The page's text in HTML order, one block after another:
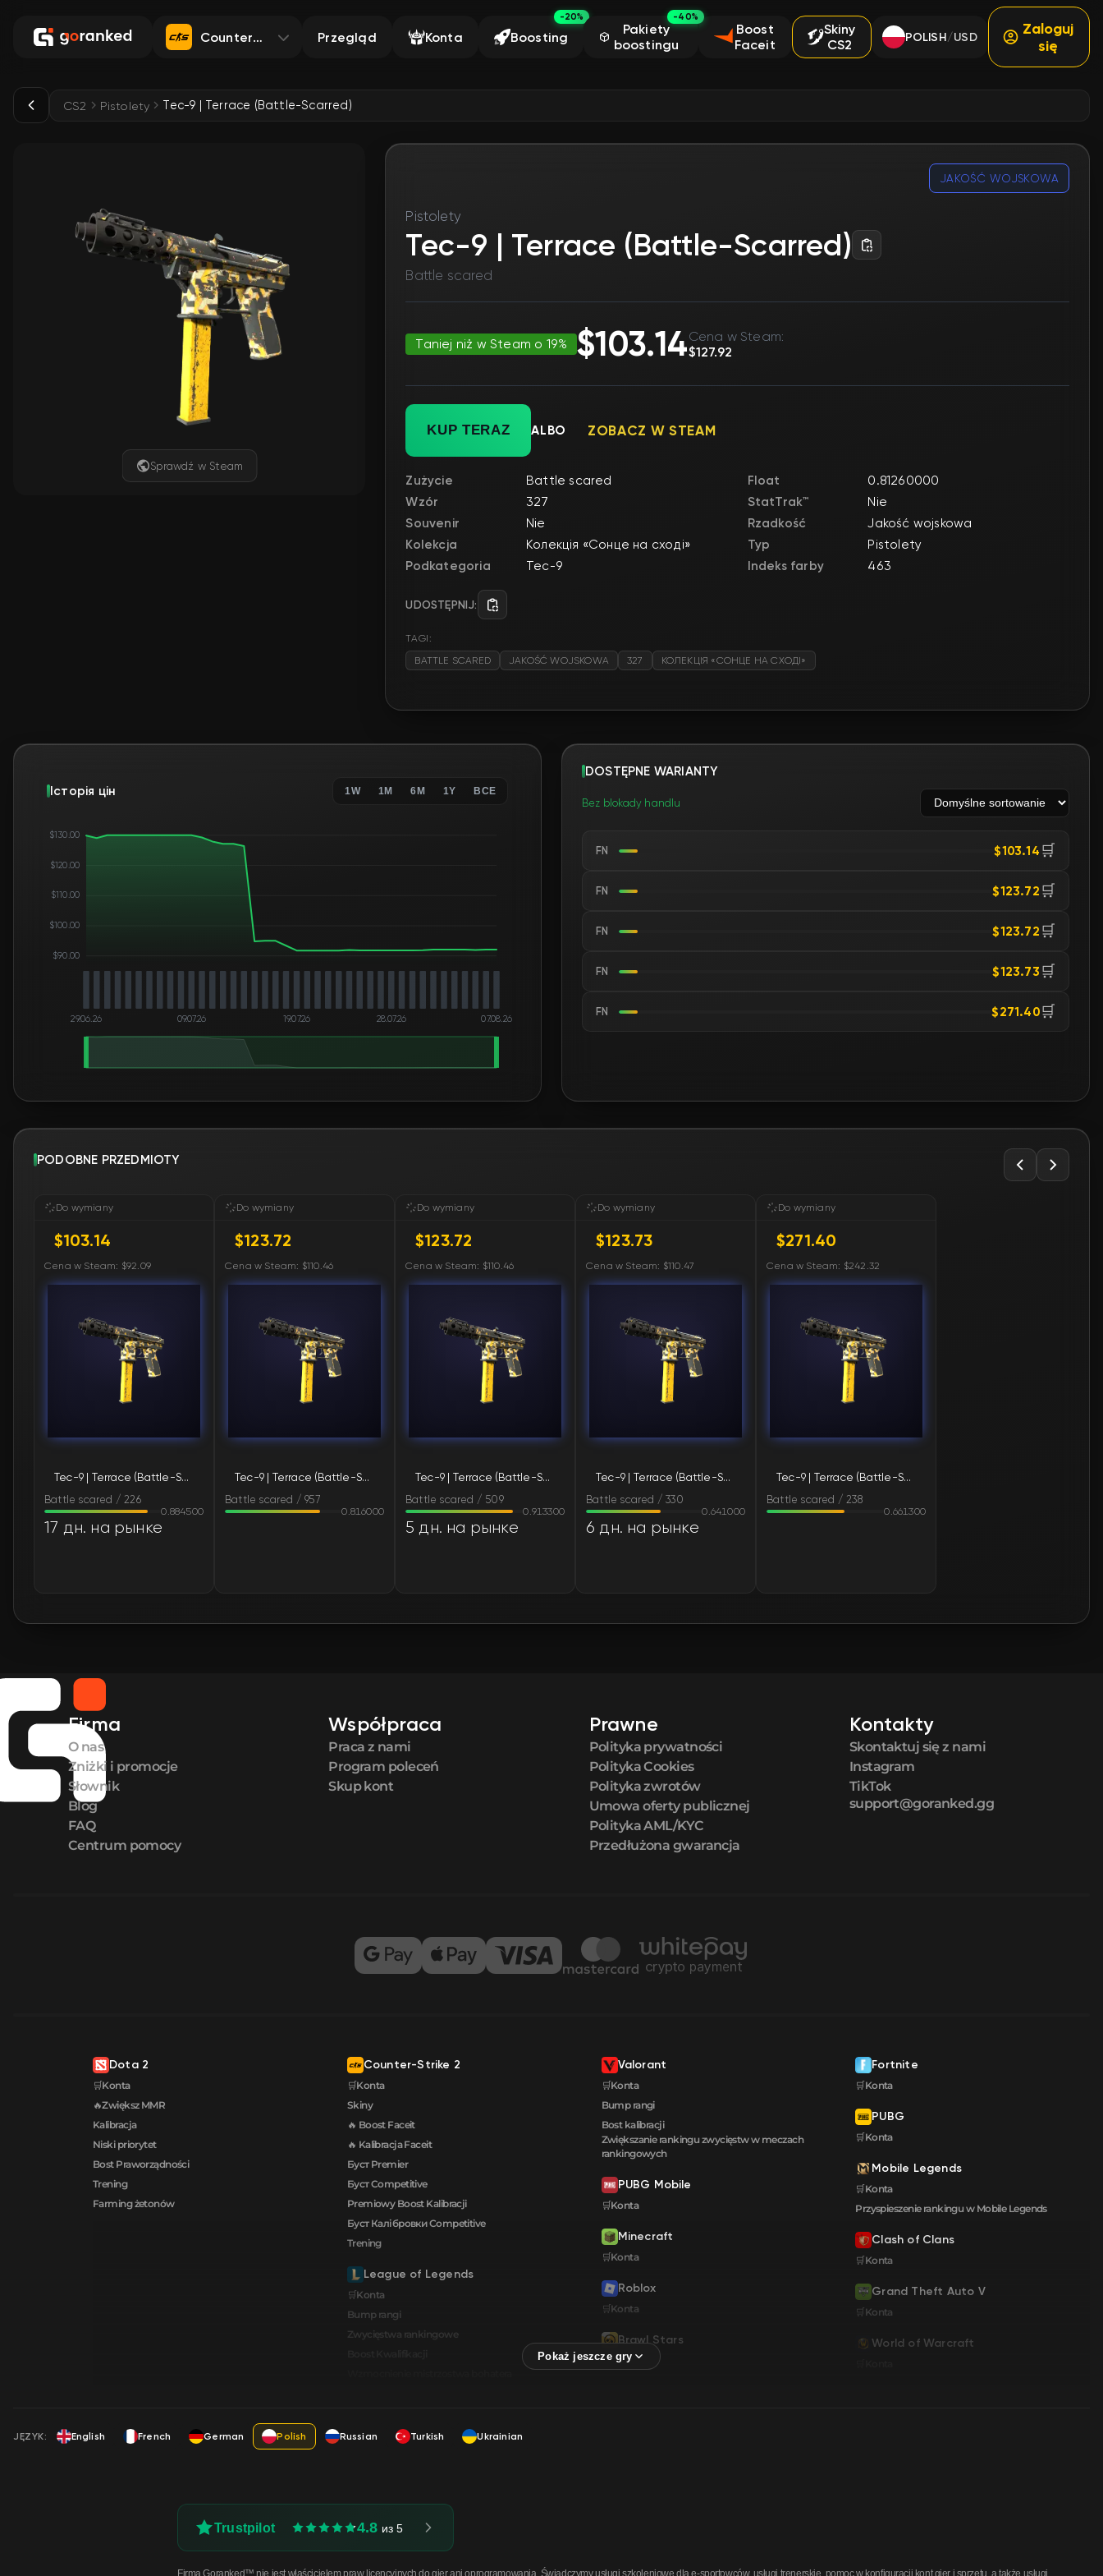
Counter-Strike 2 Przegląd Konta Boosting
-20%
Pakiety
boostingu
-40%
Boost
Faceit
Skiny
CS2
POLISH/USD
Zaloguj
się
CS2 Pistolety Tec-9 | Terrace (Battle-Scarred)
Sprawdź w Steam
JAKOŚĆ WOJSKOWA
Pistolety
Tec-9 | Terrace (Battle-Scarred)
Battle scared
Taniej niż w Steam o 19% $103.14Cena w Steam:
$127.92
KUP TERAZ ALBO ZOBACZ W STEAM
Zużycie Battle scared Float
0.81260000
Wzór
327 StatTrak™
Nie
Souvenir
Nie Rzadkość
Jakość wojskowa
Kolekcja
Колекція «Сонце на сході» Typ
Pistolety
Podkategoria
Tec-9 Indeks farby 463
UDOSTĘPNIJ:
TAGI:
BATTLE SCARED
JAKOŚĆ WOJSKOWA 327 КОЛЕКЦІЯ «СОНЦЕ НА СХОДІ»
Історія цін 1W 1M 6M 1Y ВСЕ
$90.00
$100.00
$110.00
$120.00
$130.00
29.06.26 09.07.26 19.07.26 28.07.26 07.08.26
DOSTĘPNE WARIANTY
Bez blokady handlu
FN $103.14 🛒
FN $123.72 🛒
FN $123.72 🛒
FN $123.73 🛒
FN $271.40🛒
PODOBNE PRZEDMIOTY
Do wymiany
$103.14
Cena w Steam: $92.09
Tec-9 | Terrace (Battle-Scarred)
Battle scared / 226
0.884500
17 дн. на рынке
Do wymiany
$123.72
Cena w Steam: $110.46
Tec-9 | Terrace (Battle-Scarred)
Battle scared / 957
0.816000
Do wymiany
$123.72
Cena w Steam: $110.46
Tec-9 | Terrace (Battle-Scarred)
Battle scared / 509
0.913300
5 дн. на рынке
Do wymiany
$123.73
Cena w Steam: $110.47
Tec-9 | Terrace (Battle-Scarred)
Battle scared / 330
0.641000
6 дн. на рынке
Do wymiany
$271.40
Cena w Steam: $242.32
Tec-9 | Terrace (Battle-Scarred)
Battle scared / 238
0.661300
Firma
O nas
Zniżki i promocje
Słownik
Blog
FAQ
Centrum pomocy
Współpraca
Praca z nami
Program poleceń
Skup kont
Prawne
Polityka prywatności
Polityka Cookies
Polityka zwrotów
Umowa oferty publicznej
Polityka AML/KYC
Przedłużona gwarancja
Kontakty
Skontaktuj się z nami
Instagram
TikTok
support@goranked.gg
Dota 2
🛒Konta
🔥Zwiększ MMR
Kalibracja
Niski priorytet
Bost Praworządności
Trening
Farming żetonów
Counter-Strike 2
🛒Konta
Skiny
🔥 Boost Faceit
🔥 Kalibracja Faceit
Буст Premier
Буст Competitive
Premiowy Boost Kalibracji
Буст Калібровки Сompetitive
Trening
League of Legends
🛒Konta
Bump rangi
Zwycięstwa rankingowe
Valorant
🛒Konta
Bump rangi
Bost kalibracji
Zwiększanie rankingu zwycięstw w meczach
rankingowych
PUBG Mobile
🛒Konta
Minecraft
🛒Konta
Roblox
🛒Konta
Brawl Stars
🛒Konta
Fortnite
🛒Konta
PUBG
🛒Konta
Mobile Legends
🛒Konta
Przyspieszenie rankingu w Mobile Legends
Clash of Clans
🛒Konta
Grand Theft Auto V
🛒Konta
World of Warcraft
JĘZYK: English French German Polish Russian Turkish Ukrainian
Trustpilot 4.8 из 5
Firma Goranked™ nie jest właścicielem praw licencyjnych do gier ani oprogramowania. Świadczymy usługi szkoleniowe dla e-sportowców, usługi trenerskie, pomoc w konfiguracji kont gier i sprzętu, a także usługi